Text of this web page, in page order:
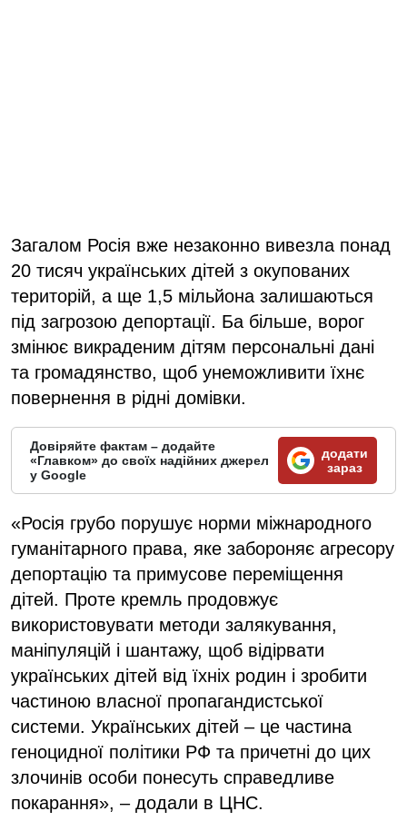
Загалом Росія вже незаконно вивезла понад
20 тисяч українських дітей з окупованих
територій, а ще 1,5 мільйона залишаються
під загрозою депортації. Ба більше, ворог
змінює викраденим дітям персональні дані
та громадянство, щоб унеможливити їхнє
повернення в рідні домівки.
Довіряйте фактам – додайте
«Главком» до своїх надійних джерел
у Google
додати
зараз
«Росія грубо порушує норми міжнародного
гуманітарного права, яке забороняє агресору
депортацію та примусове переміщення
дітей. Проте кремль продовжує
використовувати методи залякування,
маніпуляцій і шантажу, щоб відірвати
українських дітей від їхніх родин і зробити
частиною власної пропагандистської
системи. Українських дітей – це частина
геноцидної політики РФ та причетні до цих
злочинів особи понесуть справедливе
покарання», – додали в ЦНС.